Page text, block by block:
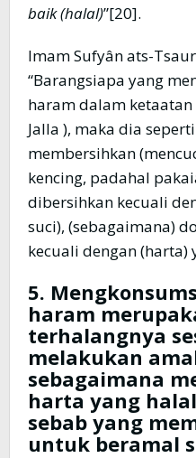
baik (halal)”[20].
Imam Sufyân ats-
“Barangsiapa yang
haram dalam ketaatan
Jalla ), maka dia
membersihkan
kencing, padahal
dibersihkan kecuali
suci), (sebagaimana)
kecuali dengan (harta)
5.
haram
terhalangnya
melakukan
sebagaimana
harta yang
sebab yang
untuk beramal